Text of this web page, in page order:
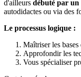
d'ailleurs débuté par un
autodidactes ou via des
Le processus logique :
Maîtriser les
Approfondir les
Vous spécialiser